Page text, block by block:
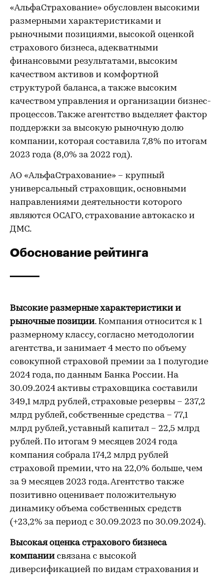
«АльфаСтрахование» обусловлен высокими
размерными характеристиками и
рыночными позициями, высокой оценкой
страхового бизнеса, адекватными
финансовыми результатами, высоким
качеством активов и комфортной
структурой баланса, а также высоким
качеством управления и организации бизнес-
процессов. Также агентство выделяет фактор
поддержки за высокую рыночную долю
компании, которая составила 7,8% по итогам
2023 года (8,0% за 2022 год).
АО «АльфаСтрахование» – крупный
универсальный страховщик, основными
направлениями деятельности которого
являются ОСАГО, страхование автокаско и
ДМС.
Обоснование рейтинга
Высокие размерные характеристики и
рыночные позиции. Компания относится к 1
размерному классу, согласно методологии
агентства, и занимает 4 место по объему
совокупной страховой премии за 1 полугодие
2024 года, по данным Банка России. На
30.09.2024 активы страховщика составили
349,1 млрд рублей, страховые резервы – 237,2
млрд рублей, собственные средства – 77,1
млрд рублей, уставный капитал – 22,5 млрд
рублей. По итогам 9 месяцев 2024 года
компания собрала 174,2 млрд рублей
страховой премии, что на 22,0% больше, чем
за 9 месяцев 2023 года. Агентство также
позитивно оценивает положительную
динамику объема собственных средств
(+23,2% за период с 30.09.2023 по 30.09.2024).
Высокая оценка страхового бизнеса
компании связана с высокой
диверсификацией по видам страхования и